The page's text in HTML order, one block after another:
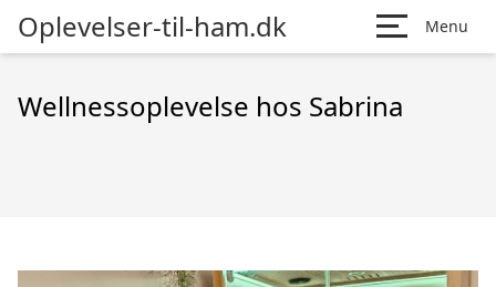
Oplevelser-til-ham.dk Menu
Wellnessoplevelse hos Sabrina